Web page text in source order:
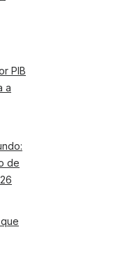
PIB
a
de